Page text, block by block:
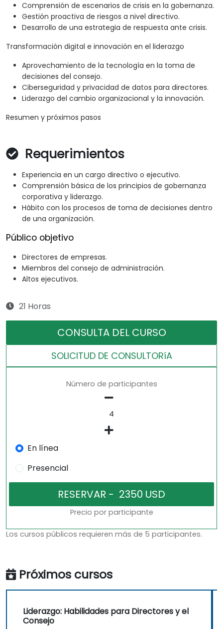
Comprensión de escenarios de crisis en la gobernanza.
Gestión proactiva de riesgos a nivel directivo.
Desarrollo de una estrategia de respuesta ante crisis.
Transformación digital e innovación en el liderazgo
Aprovechamiento de la tecnología en la toma de
decisiones del consejo.
Ciberseguridad y privacidad de datos para directores.
Liderazgo del cambio organizacional y la innovación.
Resumen y próximos pasos
Requerimientos
Experiencia en un cargo directivo o ejecutivo.
Comprensión básica de los principios de gobernanza
corporativa y liderazgo.
Hábito con los procesos de toma de decisiones dentro
de una organización.
Público objetivo
Directores de empresas.
Miembros del consejo de administración.
Altos ejecutivos.
21 Horas
CONSULTA DEL CURSO
SOLICITUD DE CONSULTORíA
Número de participantes
En línea
Presencial
Precio por participante
Los cursos públicos requieren más de 5 participantes.
Próximos cursos
Liderazgo: Habilidades para Directores y el
Consejo